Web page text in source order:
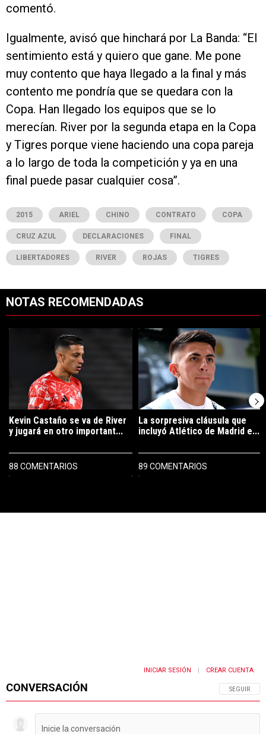
comentó.
Igualmente, avisó que hinchará por La Banda: “El
sentimiento está y quiero que gane. Me pone
muy contento que haya llegado a la final y más
contento me pondría que se quedara con la
Copa. Han llegado los equipos que se lo
merecían. River por la segunda etapa en la Copa
y Tigres porque viene haciendo una copa pareja
a lo largo de toda la competición y ya en una
final puede pasar cualquier cosa”.
2015 ARIEL CHINO CONTRATO COPA
CRUZ AZUL DECLARACIONES FINAL
LIBERTADORES RIVER ROJAS TIGRES
NOTAS RECOMENDADAS
Un artículo de tendencia con el título "Kevin Castaño se va de
Kevin Castaño se va de River
y jugará en otro important...
88 COMENTARIOS
Un artículo de tendencia con el
La sorpresiva cláusula que
incluyó Atlético de Madrid e...
89 COMENTARIOS
CONVERSACIÓN SIGA ESTA
SEGUIR
INICIAR SESIÓN CREAR CUENTA